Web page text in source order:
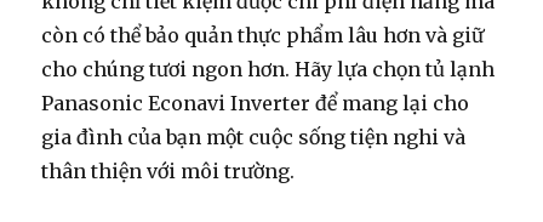
còn có thể bảo quản thực phẩm lâu hơn và giữ
cho chúng tươi ngon hơn. Hãy lựa chọn tủ lạnh
Panasonic Econavi Inverter để mang lại cho
gia đình của bạn một cuộc sống tiện nghi và
thân thiện với môi trường.